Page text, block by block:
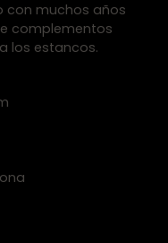
con muchos años
complementos
los estancos.